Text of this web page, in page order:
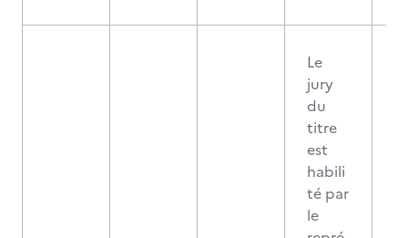
Le
jury
du
titre
est
habili
té par
le